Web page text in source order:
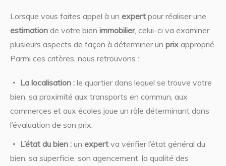
Lorsque vous faites appel à un expert pour réaliser une
estimation de votre bien immobilier, celui-ci va examiner
plusieurs aspects de façon à déterminer un prix approprié.
Parmi ces critères, nous retrouvons :
La localisation : le quartier dans lequel se trouve votre
bien, sa proximité aux transports en commun, aux
commerces et aux écoles joue un rôle déterminant dans
l’évaluation de son prix.
L’état du bien : un expert va vérifier l’état général du
bien, sa superficie, son agencement, la qualité des